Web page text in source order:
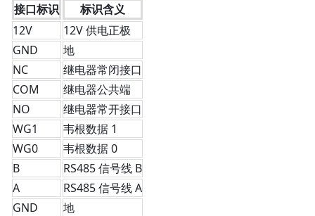
接口标识
标识含义
12V
12V 供电正极
GND
地
NC
继电器常闭接口
COM
继电器公共端
NO
继电器常开接口
WG1
韦根数据 1
WG0
韦根数据 0
B
RS485 信号线 B
A
RS485 信号线 A
GND
地